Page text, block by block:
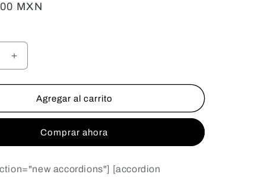
MXN
Aumentar
cantidad
para
Evoluciona
Construye
tu
Agregar al carrito
Comprar ahora
accordions"] [accordion